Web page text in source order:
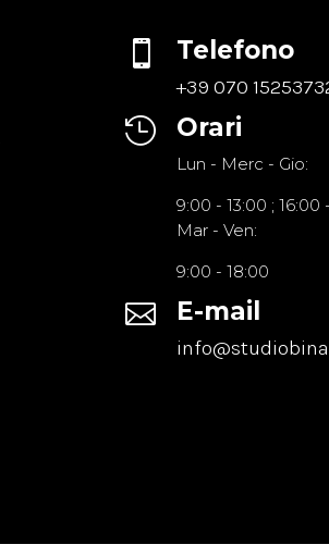
 Telefono
+39 070
 Orari
Lun - Merc -
9:00 - 13:00 ; 16:00
Mar -
9:00 - 18:00
 E-mail